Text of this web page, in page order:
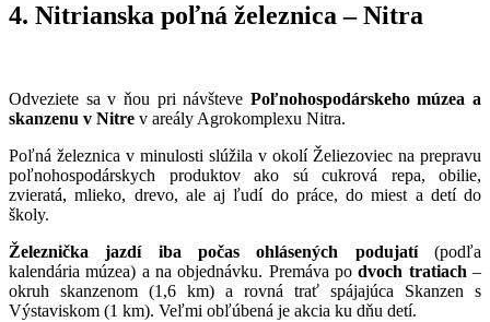
4. Nitrianska poľná železnica – Nitra
Odveziete sa v ňou pri návšteve Poľnohospodárskeho múzea a
skanzenu v Nitre v areály Agrokomplexu Nitra.
Poľná železnica v minulosti slúžila v okolí Želiezoviec na prepravu
poľnohospodárskych produktov ako sú cukrová repa, obilie,
zvieratá, mlieko, drevo, ale aj ľudí do práce, do miest a detí do
školy.
Železnička jazdí iba počas ohlásených podujatí(podľa
kalendária múzea) a na objednávku. Premáva podvoch tratiach –
okruh skanzenom (1,6 km) a rovná trať spájajúca Skanzen s
Výstaviskom (1 km). Veľmi obľúbená je akcia ku dňu detí.